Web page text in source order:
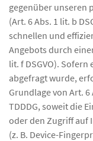
gegenüber unseren
(Art. 6 Abs. 1 lit. b
schnellen und
Angebots durch
lit. f DSGVO).
abgefragt wurde,
Grundlage von Art. 6
TDDDG, soweit die
oder den Zugriff auf
(z. B. Device-